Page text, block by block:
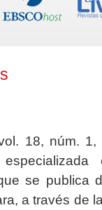
18, núm. 1,
se publica
a través de